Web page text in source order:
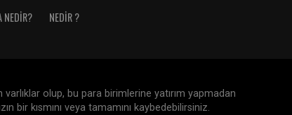
NEDIR? NEDIR ?
olup, bu para birimlerine yatırım yapmadan
bir kısmını veya tamamını kaybedebilirsiniz.